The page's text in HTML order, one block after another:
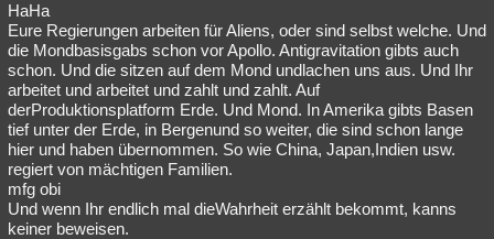
HaHa
Eure Regierungen arbeiten für Aliens, oder sind selbst welche. Und
die Mondbasisgabs schon vor Apollo. Antigravitation gibts auch
schon. Und die sitzen auf dem Mond undlachen uns aus. Und Ihr
arbeitet und arbeitet und zahlt und zahlt. Auf
derProduktionsplatform Erde. Und Mond. In Amerika gibts Basen
tief unter der Erde, in Bergenund so weiter, die sind schon lange
hier und haben übernommen. So wie China, Japan,Indien usw.
regiert von mächtigen Familien.
mfg obi
Und wenn Ihr endlich mal dieWahrheit erzählt bekommt, kanns
keiner beweisen.